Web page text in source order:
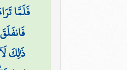
فَلَمَّا
ذَٰلِكَ